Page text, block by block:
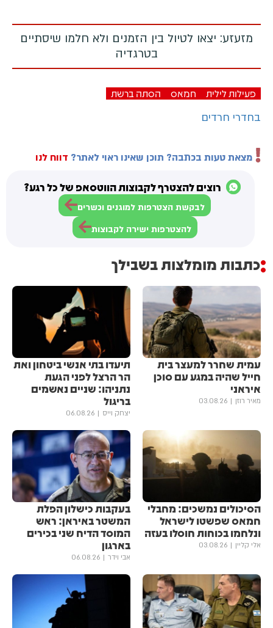
מזעזע: יצאו לטיול בין הזמנים ולא חלמו שיסתיים
בטרגדיה
פעילות לילית חמאס הסתה ברשת
בחדרי חרדים
מצאת טעות בכתבה? תוכן שאינו ראוי לאתר? דווח לנו
רוצים להצטרף לקבוצות הווטסאפ של כל רגע?
לבקשת הצטרפות למוגנים וכשרים
להצטרפות ישירה לקבוצות
כתבות מומלצות בשבילך
עמית שחרר למעצר בית
חייל שהיה במגע עם סוכן
איראני
מאיר רוזן 03.08.26
תיעדו בתי אנשי ביטחון ואת
הר הרצל לפני הגעת
נתניהו: שניים נאשמים
בריגול
יצחק וייס 06.08.26
הסיכולים נמשכים: מחבלי
חמאס שפשטו לישראל
ונלחמו בכוחות חוסלו בעזה
אלי קליין 03.08.26
בעקבות כישלון הפלת
המשטר באיראן: ראש
המוסד הדיח שני בכירים
בארגון
אבי וידר 06.08.26